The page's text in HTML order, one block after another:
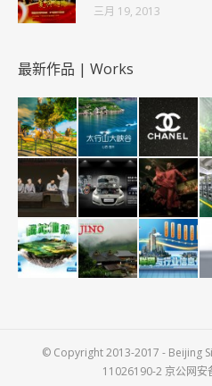
三月 19, 2013
最新作品 | Works
© Copyright 2013-2017 - Beijing
11026190-2 京公网